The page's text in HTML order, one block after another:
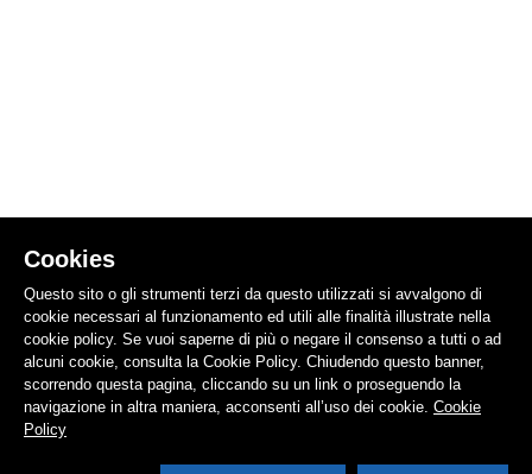
Cookies
Questo sito o gli strumenti terzi da questo utilizzati si avvalgono di
cookie necessari al funzionamento ed utili alle finalità illustrate nella
cookie policy. Se vuoi saperne di più o negare il consenso a tutti o ad
alcuni cookie, consulta la Cookie Policy. Chiudendo questo banner,
scorrendo questa pagina, cliccando su un link o proseguendo la
navigazione in altra maniera, acconsenti all’uso dei cookie. Cookie
Policy